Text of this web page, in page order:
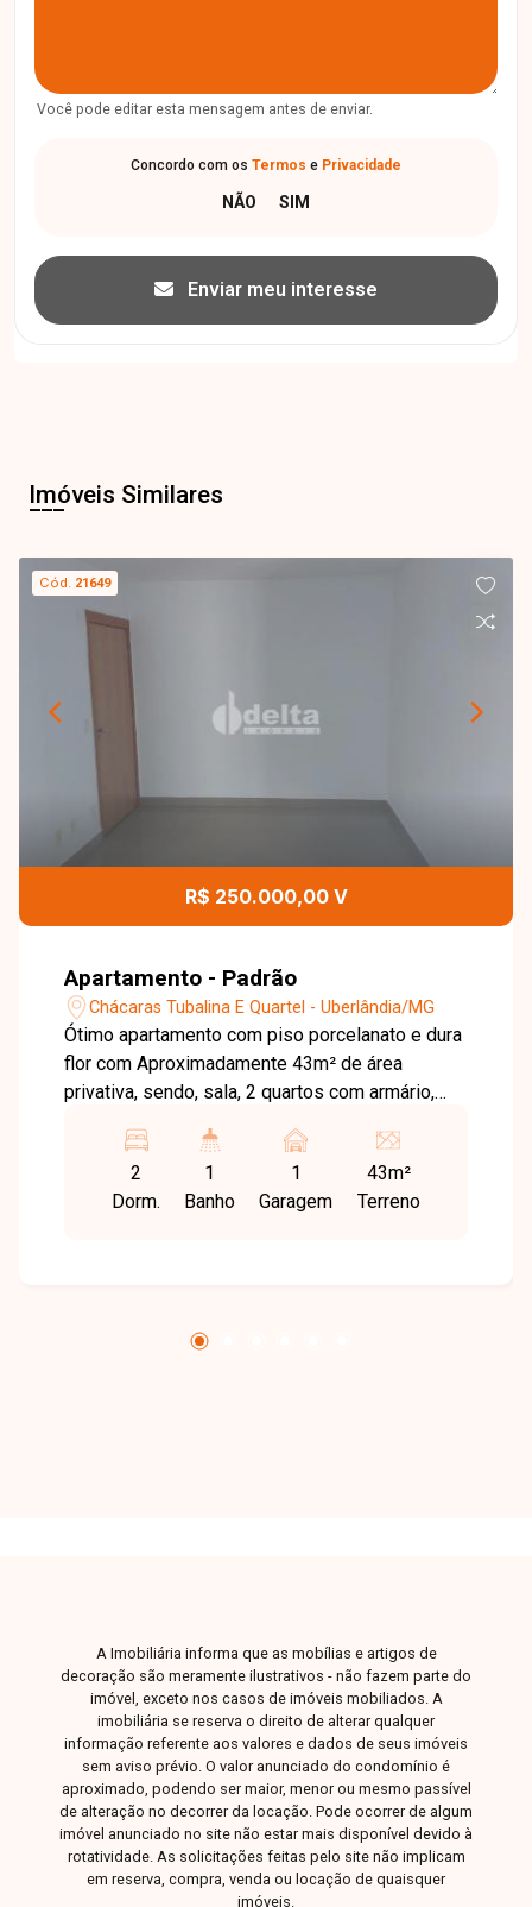
Você pode editar esta mensagem antes de enviar.
Concordo com os Termos e Privacidade
Enviar meu interesse
Imóveis Similares
Cód. 21649
R$ 250.000,00 V
Apartamento - Padrão
Chácaras Tubalina E Quartel - Uberlândia/MG
Ótimo apartamento com piso porcelanato e dura
flor com Aproximadamente 43m² de área
privativa, sendo, sala, 2 quartos com armário,
armários planejados, área de serviço e 1 vaga
de garagem. Condomínio com gás canalizado,
playground, jardim e piscina. Agende agora
Entre em contato conosco pelo telefone ou
2
Dorm.
1
Banho
1
Garagem
43m²
Terreno
A Imobiliária informa que as mobílias e artigos de
decoração são meramente ilustrativos - não fazem parte do
imóvel, exceto nos casos de imóveis mobiliados. A
imobiliária se reserva o direito de alterar qualquer
informação referente aos valores e dados de seus imóveis
sem aviso prévio. O valor anunciado do condomínio é
aproximado, podendo ser maior, menor ou mesmo passível
de alteração no decorrer da locação. Pode ocorrer de algum
imóvel anunciado no site não estar mais disponível devido à
rotatividade. As solicitações feitas pelo site não implicam
em reserva, compra, venda ou locação de quaisquer
imóveis.